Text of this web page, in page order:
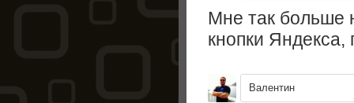
Мне так больше
кнопки
Валентин